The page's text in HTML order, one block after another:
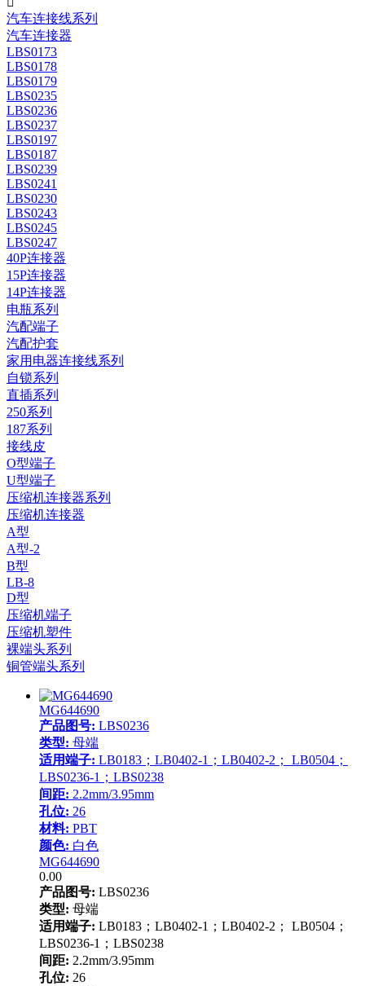
汽车连接线系列
汽车连接器
LBS0173
LBS0178
LBS0179
LBS0235
LBS0236
LBS0237
LBS0197
LBS0187
LBS0239
LBS0241
LBS0230
LBS0243
LBS0245
LBS0247
40P连接器
15P连接器
14P连接器
电瓶系列
汽配端子
汽配护套
家用电器连接线系列
自锁系列
直插系列
250系列
187系列
接线皮
O型端子
U型端子
压缩机连接器系列
压缩机连接器
A型
A型-2
B型
LB-8
D型
压缩机端子
压缩机塑件
裸端头系列
铜管端头系列
MG644690
产品图号: LBS0236
类型: 母端
适用端子: LB0183；LB0402-1；LB0402-2； LB0504；
LBS0236-1；LBS0238
间距: 2.2mm/3.95mm
孔位: 26
材料: PBT
颜色: 白色
MG644690
0.00
产品图号: LBS0236
类型: 母端
适用端子: LB0183；LB0402-1；LB0402-2； LB0504；
LBS0236-1；LBS0238
间距: 2.2mm/3.95mm
孔位: 26